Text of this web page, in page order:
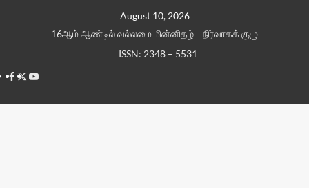
August 10, 2026
16ஆம் ஆண்டில் வல்லமை மின்னிதழ்
நிர்வாகக் குழு
ISSN: 2348 – 5531
Facebook
TwitterYoutube